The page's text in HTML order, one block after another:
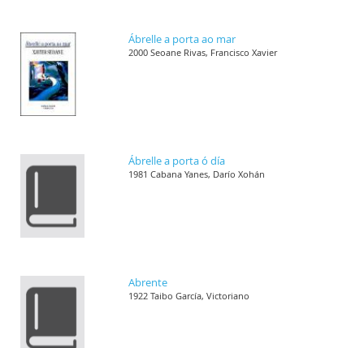
Ábrelle a porta ao mar
2000 Seoane Rivas, Francisco Xavier
Ábrelle a porta ó día
1981 Cabana Yanes, Darío Xohán
Abrente
1922 Taibo García, Victoriano